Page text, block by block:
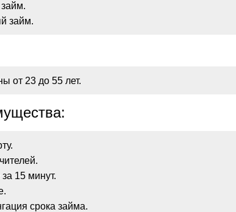
займ.
от 23 до 55 лет.
15 минут.
срока займа.